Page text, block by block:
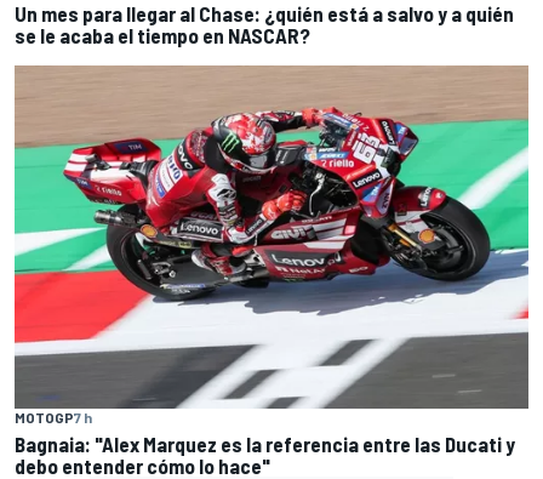
Un mes para llegar al Chase: ¿quién está a salvo y a quién
se le acaba el tiempo en NASCAR?
MOTOGP7 h
Bagnaia: "Alex Marquez es la referencia entre las Ducati y
debo entender cómo lo hace"